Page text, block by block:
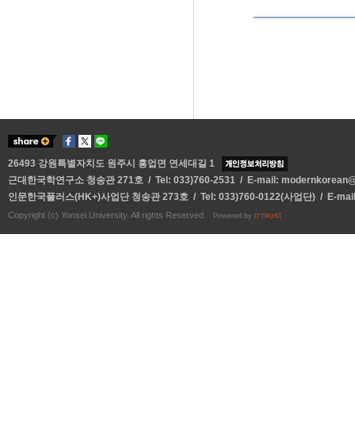
26493 강원특별자치도 원주시 흥업면 연세대길 1
근대한국학연구소 청송관 271호 / Tel: 033)760-2531 / E-mail:
인문한국플러스(HK+)사업단 청송관 273호 / Tel: 033)760-0122(사업단) / E-
Copyright (c) Yonsei University. All rights Reserved. Powered by D'TRUST